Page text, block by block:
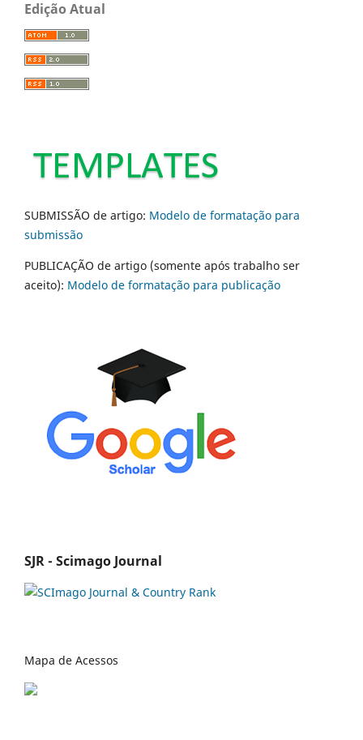
Edição Atual
SUBMISSÃO de artigo: Modelo de formatação para
submissão
PUBLICAÇÃO de artigo (somente após trabalho ser
aceito): Modelo de formatação para publicação
SJR - Scimago Journal
Mapa de Acessos